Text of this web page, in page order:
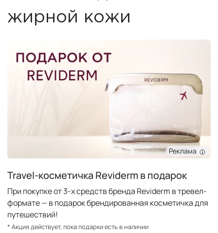
жирной кожи
Реклама
Travel-косметичка Reviderm в подарок
При покупке от 3-х средств бренда Reviderm в тревел-
формате — в подарок брендированная косметичка для
путешествий!
* Акция действует, пока подарки есть в наличии